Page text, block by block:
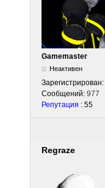
Gamemaster
Неактивен
Зарегистрирован:
Сообщений: 977
Репутация : 55
Regraze